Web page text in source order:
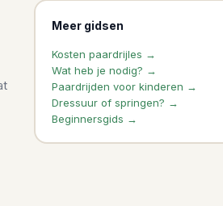
Meer gidsen
Kosten paardrijles →
Wat heb je nodig? →
Paardrijden voor kinderen →
Dressuur of springen? →
Beginnersgids →